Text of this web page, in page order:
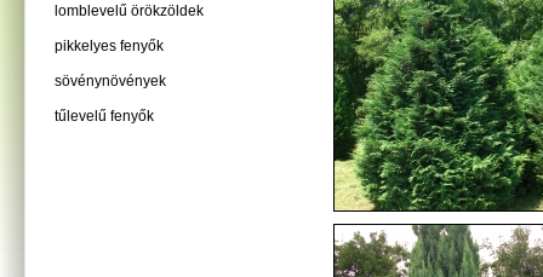
lomblevelű örökzöldek
pikkelyes fenyők
sövénynövények
tűlevelű fenyők